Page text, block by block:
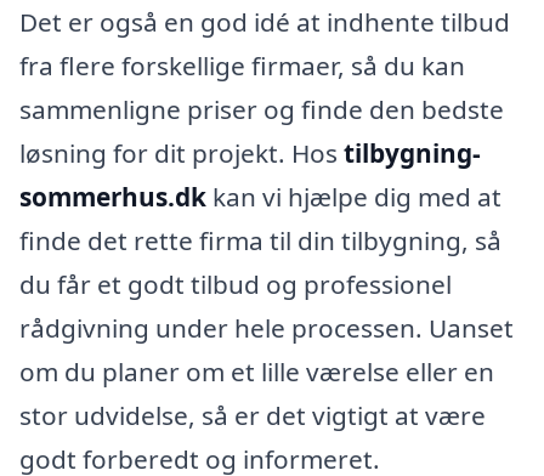
Det er også en god idé at indhente tilbud
fra flere forskellige firmaer, så du kan
sammenligne priser og finde den bedste
løsning for dit projekt. Hos tilbygning-
sommerhus.dk kan vi hjælpe dig med at
finde det rette firma til din tilbygning, så
du får et godt tilbud og professionel
rådgivning under hele processen. Uanset
om du planer om et lille værelse eller en
stor udvidelse, så er det vigtigt at være
godt forberedt og informeret.